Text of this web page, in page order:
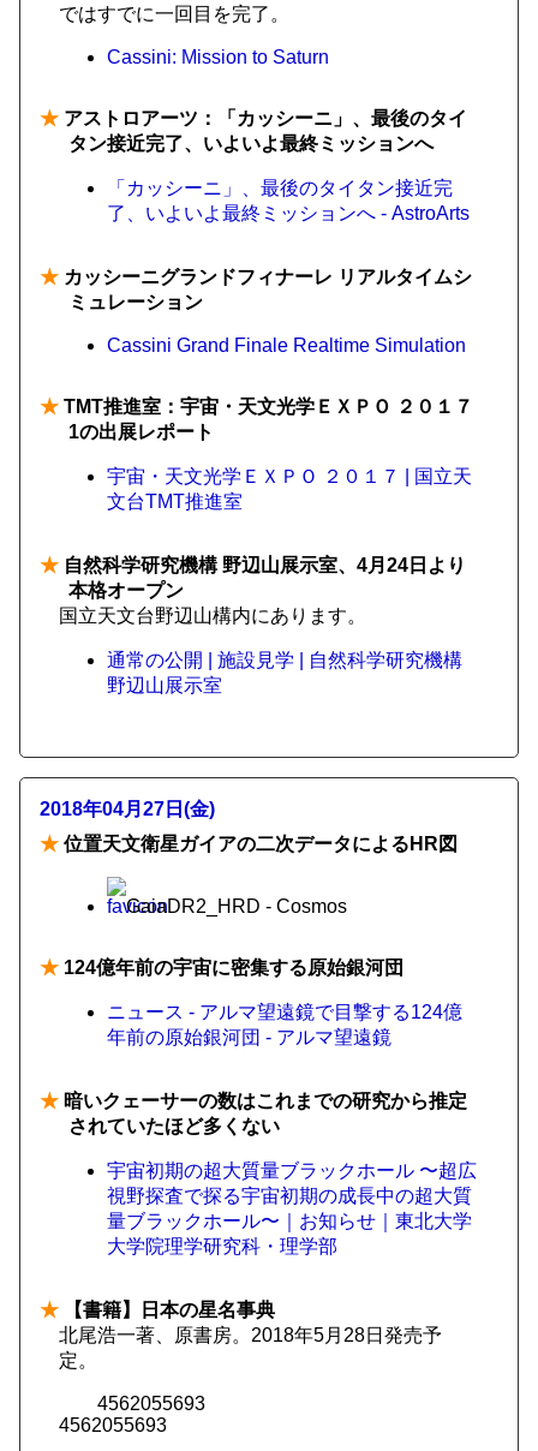
ではすでに一回目を完了。
Cassini: Mission to Saturn
★ アストロアーツ：「カッシーニ」、最後のタイ
タン接近完了、いよいよ最終ミッションへ
「カッシーニ」、最後のタイタン接近完
了、いよいよ最終ミッションへ - AstroArts
★ カッシーニグランドフィナーレ リアルタイムシ
ミュレーション
Cassini Grand Finale Realtime Simulation
★ TMT推進室：宇宙・天文光学ＥＸＰＯ ２０１７
1の出展レポート
宇宙・天文光学ＥＸＰＯ ２０１７ | 国立天
文台TMT推進室
★ 自然科学研究機構 野辺山展示室、4月24日より
本格オープン
国立天文台野辺山構内にあります。
通常の公開 | 施設見学 | 自然科学研究機構
野辺山展示室
2018年04月27日(金)
★ 位置天文衛星ガイアの二次データによるHR図
GaiaDR2_HRD - Cosmos
★ 124億年前の宇宙に密集する原始銀河団
ニュース - アルマ望遠鏡で目撃する124億
年前の原始銀河団 - アルマ望遠鏡
★ 暗いクェーサーの数はこれまでの研究から推定
されていたほど多くない
宇宙初期の超大質量ブラックホール 〜超広
視野探査で探る宇宙初期の成長中の超大質
量ブラックホール〜｜お知らせ｜東北大学
大学院理学研究科・理学部
★ 【書籍】日本の星名事典
北尾浩一著、原書房。2018年5月28日発売予
定。
4562055693
4562055693